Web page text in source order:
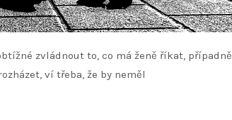
zvládnout to, co má ženě říkat,
ví třeba, že by neměl